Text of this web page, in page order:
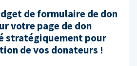
de formulaire de don
votre page de don
stratégiquement pour
de vos donateurs !